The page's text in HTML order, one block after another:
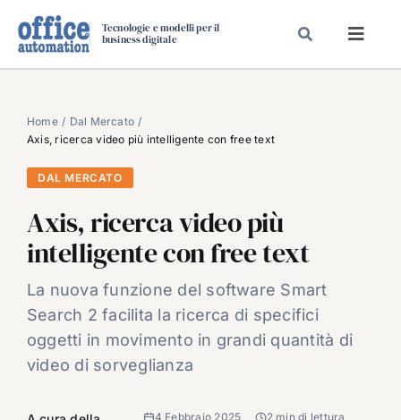
Tecnologie e modelli per il
business digitale
SPECIAL PAPER
TAVOLE ROTONDE DI REDAZIONE
DAL MERCATO
CARRIERE
VIDEO
EVENTI
CHI SIAMO
Home
Dal Mercato
Axis, ricerca video più intelligente con free text
DAL MERCATO
Axis, ricerca video più
intelligente con free text
La nuova funzione del software Smart
Search 2 facilita la ricerca di specifici
oggetti in movimento in grandi quantità di
video di sorveglianza
4 Febbraio 2025 2 min di lettura